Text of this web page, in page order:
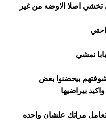
تخشي اصلا الاوضه من غير
نمشي
بيحضنوا بعض
بيراضيها
مراتك علشان واحده